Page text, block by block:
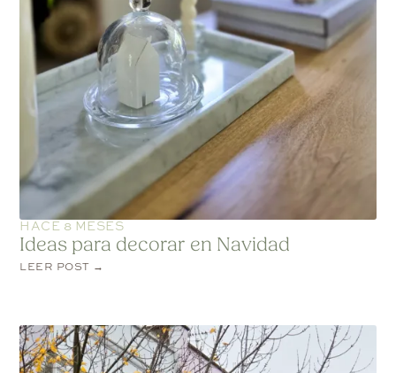
HACE 8 MESES
Ideas para decorar en Navidad
LEER POST →